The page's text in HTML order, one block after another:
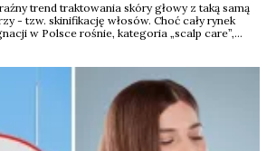
trend traktowania skóry głowy z taką samą
- tzw. skinifikację włosów. Choć cały rynek
w Polsce rośnie, kategoria „scalp care”,
Iwanowska-Giler, dyrektor ds. kreacji w